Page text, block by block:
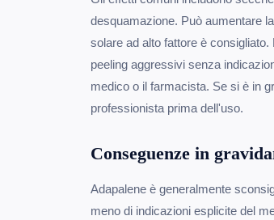
desquamazione. Può aumentare
solare ad alto fattore è
peeling aggressivi senza
medico o il farmacista. Se si è in
professionista prima dell'uso.
Conseguenze in
Adapalene è generalmente
meno di indicazioni esplicite del